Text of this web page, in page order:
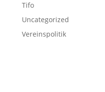
Tifo
Uncategorized
Vereinspolitik